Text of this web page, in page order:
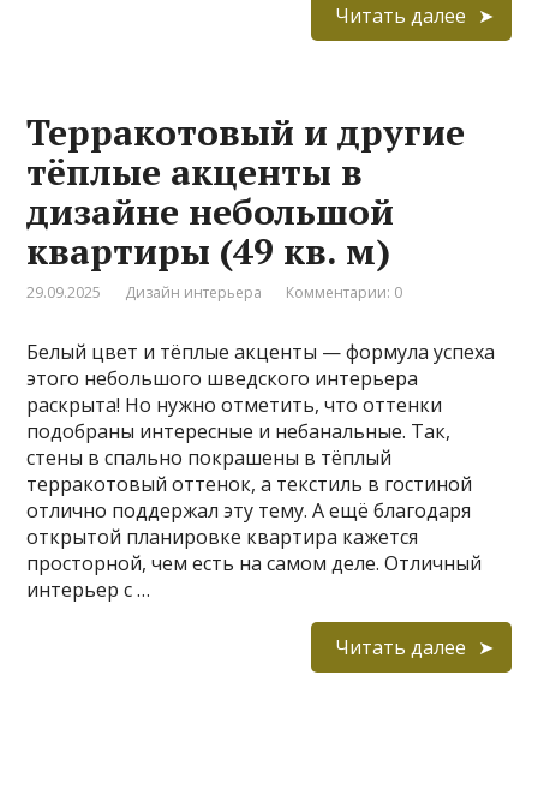
Читать далее
Терракотовый и другие
тёплые акценты в
дизайне небольшой
квартиры (49 кв. м)
29.09.2025 Дизайн интерьера Комментарии: 0
Белый цвет и тёплые акценты — формула успеха
этого небольшого шведского интерьера
раскрыта! Но нужно отметить, что оттенки
подобраны интересные и небанальные. Так,
стены в спально покрашены в тёплый
терракотовый оттенок, а текстиль в гостиной
отлично поддержал эту тему. А ещё благодаря
открытой планировке квартира кажется
просторной, чем есть на самом деле. Отличный
интерьер с …
Читать далее